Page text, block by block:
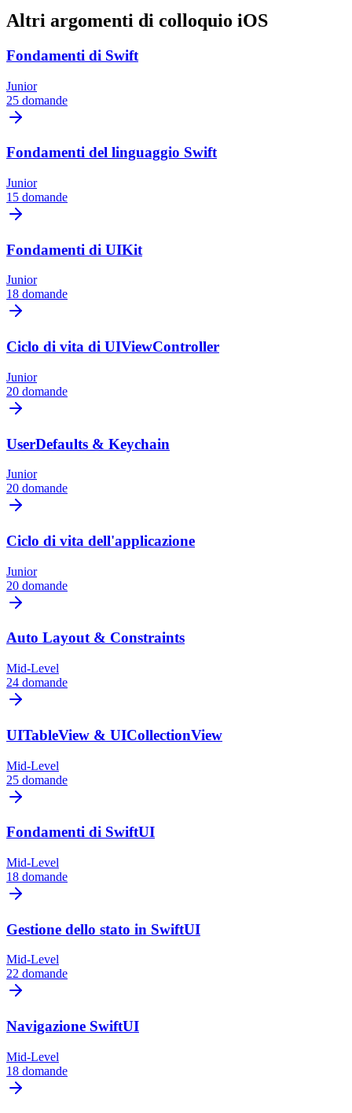
Altri argomenti di colloquio iOS
Fondamenti di Swift
Junior
25 domande
Fondamenti del linguaggio Swift
Junior
15 domande
Fondamenti di UIKit
Junior
18 domande
Ciclo di vita di UIViewController
Junior
20 domande
UserDefaults & Keychain
Junior
20 domande
Ciclo di vita dell'applicazione
Junior
20 domande
Auto Layout & Constraints
Mid-Level
24 domande
UITableView & UICollectionView
Mid-Level
25 domande
Fondamenti di SwiftUI
Mid-Level
18 domande
Gestione dello stato in SwiftUI
Mid-Level
22 domande
Navigazione SwiftUI
Mid-Level
18 domande